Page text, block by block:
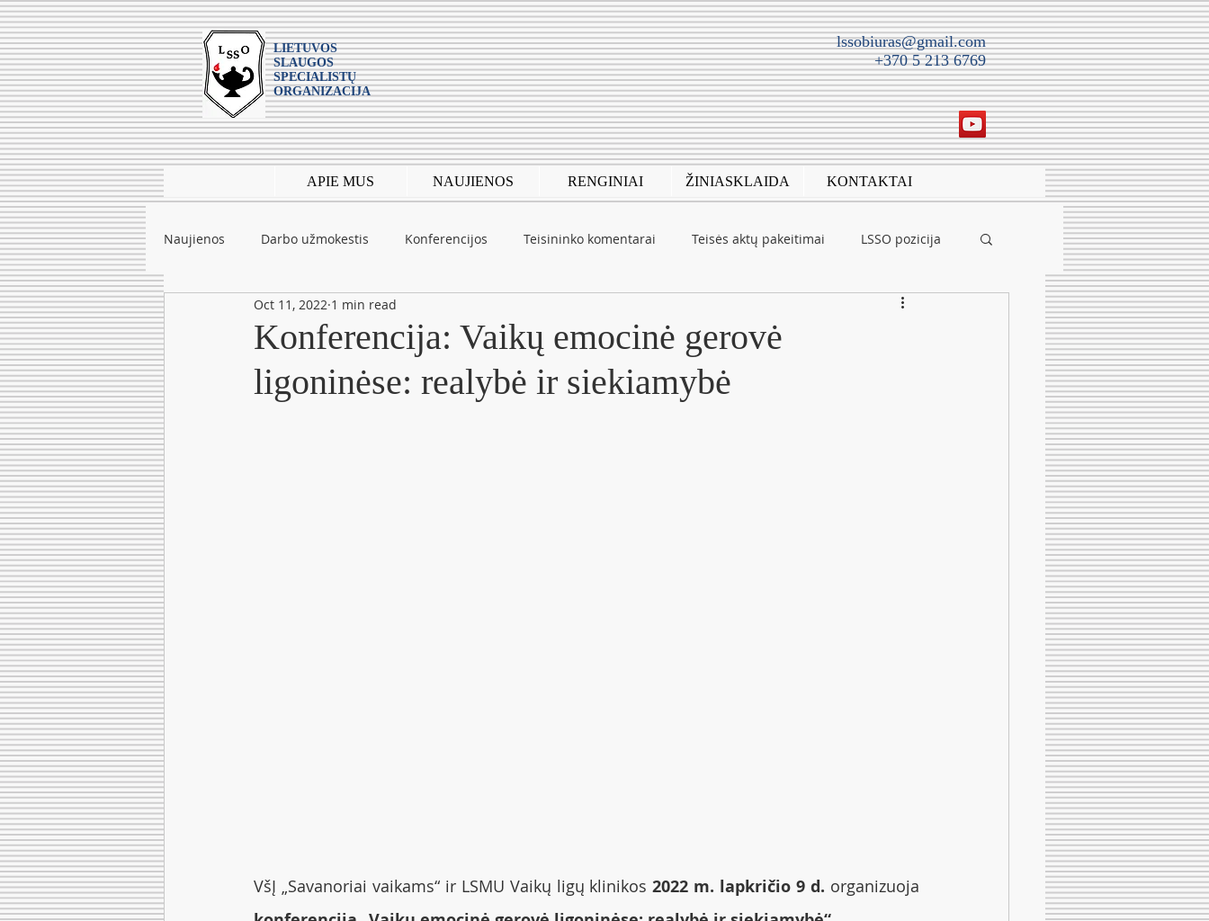
LIETUVOS
SLAUGOS
SPECIALISTŲ
ORGANIZACIJA
lssobiuras@gmail.com
+370 5 213 6769
APIE MUS NAUJIENOS RENGINIAI ŽINIASKLAIDA KONTAKTAI
Naujienos Darbo užmokestis Konferencijos Teisininko komentarai Teisės aktų pakeitimai LSSO pozicija
mokslas Tarptautinė patirtis
Konferencija: Vaikų emocinė gerovė
ligoninėse: realybė ir siekiamybė
Oct 11, 2022 1 min read
VšĮ „Savanoriai vaikams“ ir LSMU Vaikų ligų klinikos 2022 m. lapkričio 9 d.